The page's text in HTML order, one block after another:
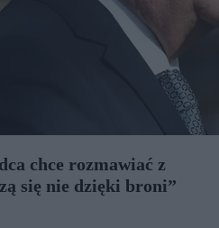
chce rozmawiać z
się nie dzięki broni”